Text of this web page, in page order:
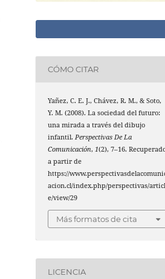
CÓMO CITAR
Yañez, C. E. J., Chávez, R. M., & Soto,
Y. M. (2008). La sociedad del futuro:
una mirada a través del dibujo
infantil. Perspectivas De La
Comunicación, 1(2), 7–16.
a partir de
https://
acion.cl/index.php/perspectivas/articl
e/view/29
Más formatos de cita
LICENCIA